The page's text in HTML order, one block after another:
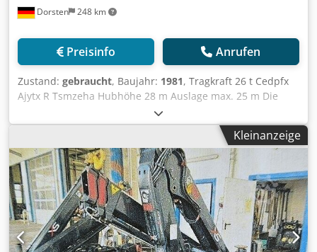
Dorsten 248 km
Preisinfo Anrufen
Zustand: gebraucht, Baujahr: 1981, Tragkraft 26 t Cedpfx
Ajytx R Tsmzeha Hubhöhe 28 m Auslage max. 25 m Die
techn. Daten sind Hersteller- bzw. Betreiberangaben und
daher für uns unverbindlich. Einen Zwischenverkauf
behalten wir uns vor; es gelten ausschließlich unsere
Geschäfts- und Verkaufsbedingungen. Über uns mehr als
400 eigene Maschinen im Lager über 15.000 m²
Lagerfläche, Krankapazität 70 t mehr als 10.000 Artikel
Zubehör für Ihre Werkstatt Sie wollen Maschinen
Produktionslinien oder Ihren Betrieb verkaufen, dann
sprechen Sie uns an. Weitere Angebote finden Sie auf
unserer Webseite. Besichtigungen sind nach Absprache
Kleinanzeige